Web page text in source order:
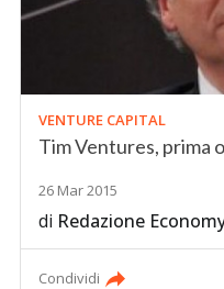
VENTURE CAPITAL
Tim Ventures, prima
26 Mar 2015
di Redazione
Condividi